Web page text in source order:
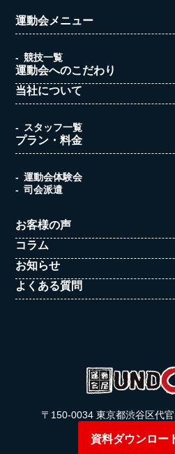
運動会メニュー
競技一覧
運動会へのこだわり
当社について
スタッフ一覧
プラン・料金
運動会体験会
司会派遣
お客様の声
コラム
お知らせ
よくある質問
〒150-0034 東京都渋谷区代
資料ダウンロー